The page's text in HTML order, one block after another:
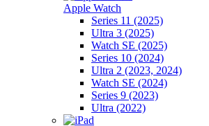
Apple Watch
Series 11 (2025)
Ultra 3 (2025)
Watch SE (2025)
Series 10 (2024)
Ultra 2 (2023, 2024)
Watch SE (2024)
Series 9 (2023)
Ultra (2022)